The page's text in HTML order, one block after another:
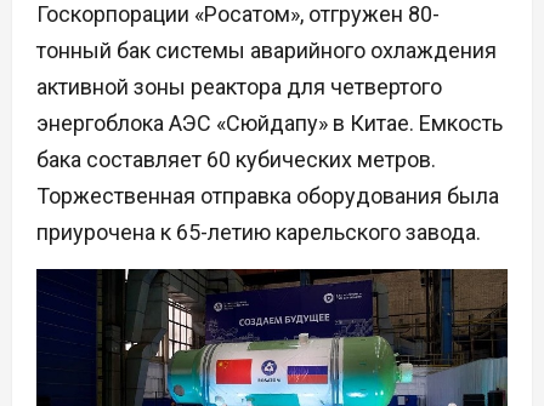
Госкорпорации «Росатом», отгружен 80-
тонный бак системы аварийного охлаждения
активной зоны реактора для четвертого
энергоблока АЭС «Сюйдапу» в Китае. Емкость
бака составляет 60 кубических метров.
Торжественная отправка оборудования была
приурочена к 65-летию карельского завода.